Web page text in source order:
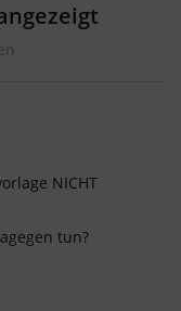
NICHT
tun?